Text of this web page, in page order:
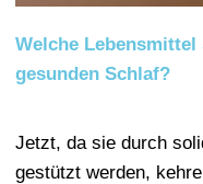
Welche
gesunden Schlaf?
Jetzt, da sie durch
gestützt werden,